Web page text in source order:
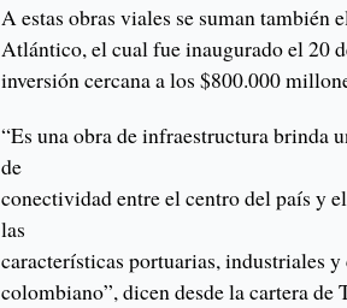
A estas obras viales se suman también
Atlántico, el cual fue inaugurado el 20
inversión cercana a los $800.000
“Es una obra de infraestructura brinda
de
conectividad entre el centro del país y
las
características portuarias, industriales
colombiano”, dicen desde la cartera de